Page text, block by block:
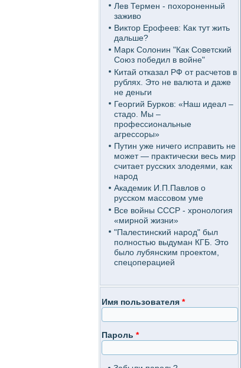
Лев Термен - похороненный
заживо
Виктор Ерофеев: Как тут жить
дальше?
Марк Солонин "Как Советский
Союз победил в войне"
Китай отказал РФ от расчетов в
рублях. Это не валюта и даже
не деньги
Георгий Бурков: «Наш идеал –
стадо. Мы –
профессиональные
агрессоры»
Путин уже ничего исправить не
может — практически весь мир
считает русских злодеями, как
народ
Академик И.П.Павлов о
русском массовом уме
Все войны СССР - хронология
«мирной жизни»
"Палестинский народ" был
полностью выдуман КГБ. Это
было лубянским проектом,
спецоперацией
Имя пользователя *
Пароль *